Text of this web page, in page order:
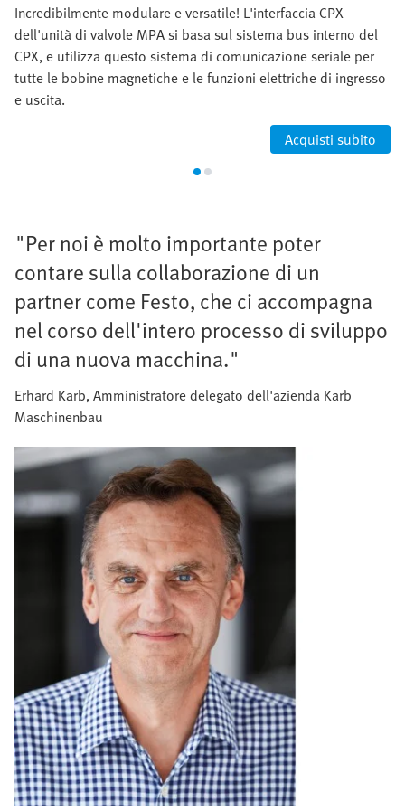
Incredibilmente modulare e versatile! L'interfaccia CPX
dell'unità di valvole MPA si basa sul sistema bus interno del
CPX, e utilizza questo sistema di comunicazione seriale per
tutte le bobine magnetiche e le funzioni elettriche di ingresso
e uscita.
Acquisti subito
"Per noi è molto importante poter
contare sulla collaborazione di un
partner come Festo, che ci accompagna
nel corso dell'intero processo di sviluppo
di una nuova macchina."
Erhard Karb, Amministratore delegato dell'azienda Karb
Maschinenbau